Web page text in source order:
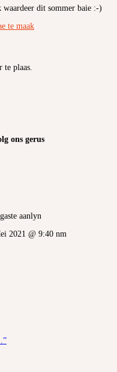
dit sommer baie :-)
te maak
te plaas.
ons gerus
gaste aanlyn
2021 @ 9:40 nm